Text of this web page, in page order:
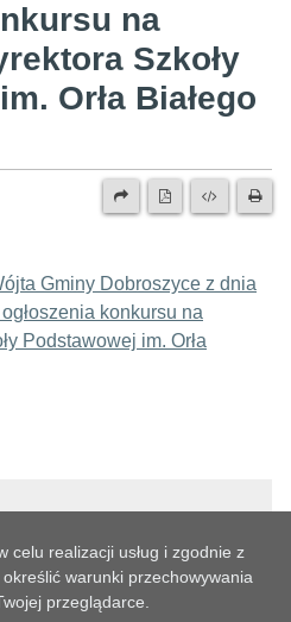
na
Szkoły
Orła Białego
Gminy Dobroszyce z dnia
konkursu na
Podstawowej im. Orła
celu realizacji usług i zgodnie z
warunki przechowywania
przeglądarce.